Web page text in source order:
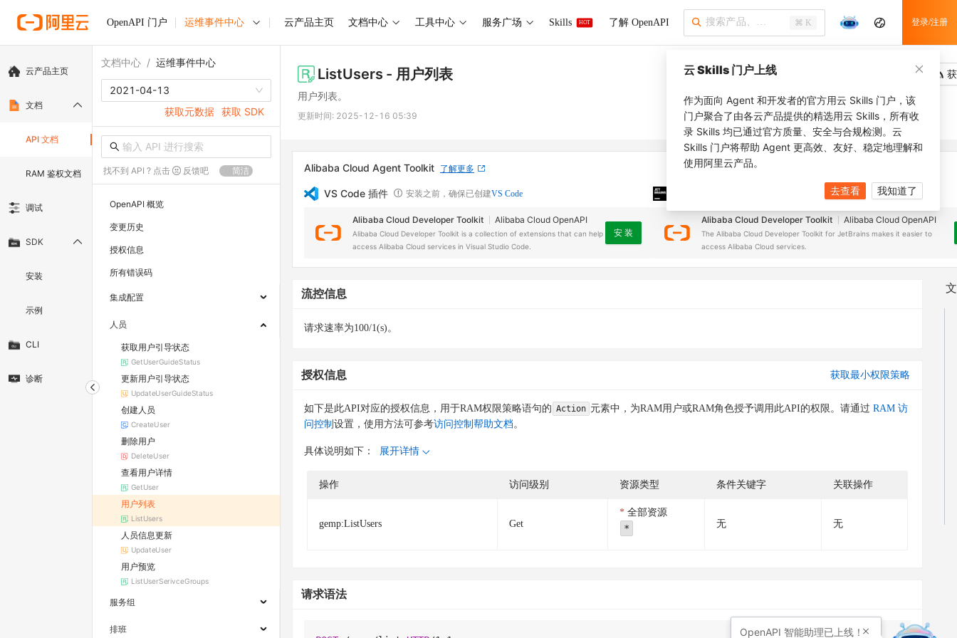
OpenAPI 门户 运维事件中心 云产品主页 文档中心 工具中心 服务广场 Skills HOT 了解 OpenAPI ⌘ K 登录/注册
云产品主页
文档
API 文档
RAM 鉴权文档
调试
SDK
安装
示例
CLI
诊断
文档中心 / 运维事件中心
2021-04-13
获取元数据 获取 SDK
找不到 API ? 点击 反馈吧 简洁
OpenAPI 概览
变更历史
授权信息
所有错误码
集成配置
人员
获取用户引导状态
GetUserGuideStatus
更新用户引导状态
UpdateUserGuideStatus
创建人员
CreateUser
删除用户
DeleteUser
查看用户详情
GetUser
用户列表
ListUsers
人员信息更新
UpdateUser
用户预览
ListUserSerivceGroups
服务组
排班
ListUsers - 用户列表
用户列表。
更新时间: 2025-12-16 05:39
Alibaba Cloud Agent Toolkit 了解更多
VS Code 插件 安装之前，确保已创建VS Code
Alibaba Cloud Developer Toolkit Alibaba Cloud OpenAPI
Alibaba Cloud Developer Toolkit is a collection of extensions that can help
access Alibaba Cloud services in Visual Studio Code.
安 装
安装之前，确保已创建JetBrains IDE
Alibaba Cloud Developer Toolkit Alibaba Cloud OpenAPI
The Alibaba Cloud Developer Toolkit for JetBrains makes it easier to
access Alibaba Cloud services.
流控信息
请求速率为100/1(s)。
授权信息 获取最小权限策略
如下是此API对应的授权信息，用于RAM权限策略语句的 Action 元素中，为RAM用户或RAM角色授予调用此API的权限。请通过 RAM 访
问控制 设置，使用方法可参考访问控制帮助文档。
具体说明如下： 展开详情
操作 访问级别 资源类型 条件关键字 关联操作
gemp:ListUsers Get
全部资源
* 无 无
请求语法
云 Skills 门户上线
作为面向 Agent 和开发者的官方用云 Skills 门户，该
门户聚合了由各云产品提供的精选用云 Skills，所有收
录 Skills 均已通过官方质量、安全与合规检测。云
Skills 门户将帮助 Agent 更高效、友好、稳定地理解和
使用阿里云产品。
去查看 我知道了
OpenAPI 智能助理已上线！